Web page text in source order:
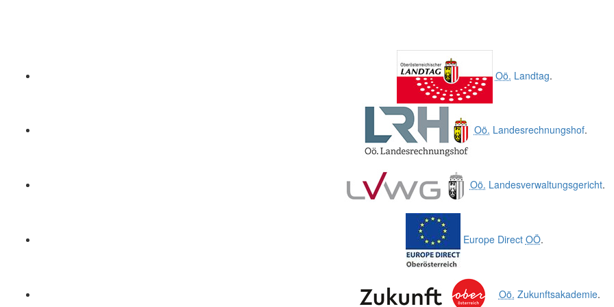
Oö. Landtag.
Oö. Landesrechnungshof.
Oö. Landesverwaltungsgericht.
Europe Direct OÖ.
Oö. Zukunftsakademie.